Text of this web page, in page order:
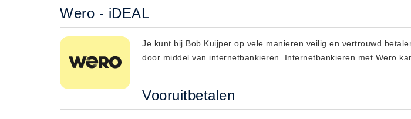
Verzending
Algemene voorwaarden
Privacy Statement
Over Ons
Diervoeders
Wero - iDEAL
Je kunt bij Bob Kuijper op vele manieren veilig en vertrouwd
door middel van internetbankieren. Internetbankieren met Wero
Vooruitbetalen